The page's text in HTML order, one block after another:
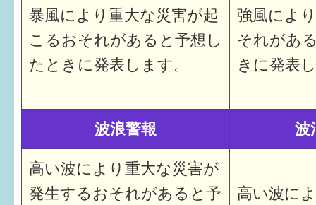
暴風により重大な災害が起
こるおそれがあると予想し
たときに発表します。
強風によ
それがあ
きに発表
波浪警報 波
高い波により重大な災害が
発生するおそれがあると予
高い波に